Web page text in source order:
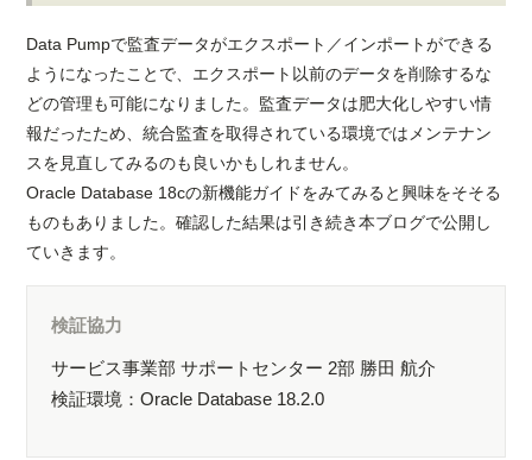
Data Pumpで監査データがエクスポート／インポートができる
ようになったことで、エクスポート以前のデータを削除するな
どの管理も可能になりました。監査データは肥大化しやすい情
報だったため、統合監査を取得されている環境ではメンテナン
スを見直してみるのも良いかもしれません。
Oracle Database 18cの新機能ガイドをみてみると興味をそそる
ものもありました。確認した結果は引き続き本ブログで公開し
ていきます。
検証協力
サービス事業部 サポートセンター 2部 勝田 航介
検証環境：Oracle Database 18.2.0